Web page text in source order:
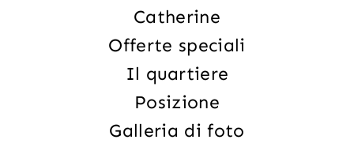
IL QUARTIERE
POSIZIONE
GALLERIA DI FOTO
Catherine
Offerte speciali
Il quartiere
Posizione
Galleria di foto